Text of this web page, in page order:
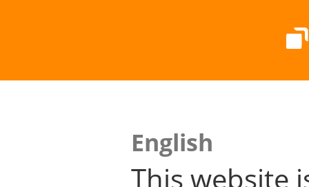
English
This website